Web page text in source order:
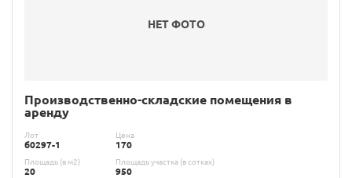
НЕТ ФОТО
Производственно-складские помещения в
аренду
Лот
б0297-1
Цена
170
Площадь (в м2)
20
Площадь участка (в сотках)
950